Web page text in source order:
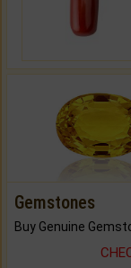
Gemstones